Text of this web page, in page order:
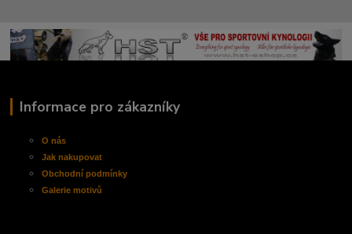
Informace pro zákazníky
O nás
Jak nakupovat
Obchodnípodmínky
Galerie motivů